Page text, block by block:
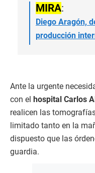
MIRA:
Diego Aragón,
producción
Ante la urgente
con el hospital Carlos
realicen las
limitado tanto en la
dispuesto que las
guardia.